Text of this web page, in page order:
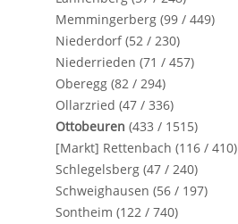
Memmingerberg (99 / 449)
Niederdorf (52 / 230)
Niederrieden (71 / 457)
Oberegg (82 / 294)
Ollarzried (47 / 336)
Ottobeuren (433 / 1515)
[Markt] Rettenbach (116 / 410)
Schlegelsberg (47 / 240)
Schweighausen (56 / 197)
Sontheim (122 / 740)